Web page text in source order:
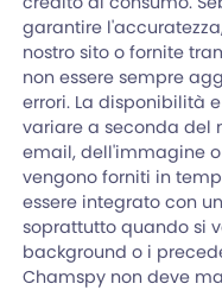
garantire
nostro sito o fornite
non essere sempre
errori. La disponibilità
variare a seconda del
email, dell'immagine
vengono forniti in
essere integrato con
soprattutto quando si
background o i
Chamspy non deve